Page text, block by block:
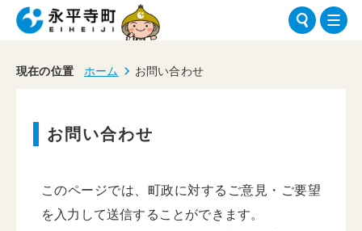
現在の位置 ホーム お問い合わせ
お問い合わせ
このページでは、町政に対するご意見・ご要望
を入力して送信することができます。